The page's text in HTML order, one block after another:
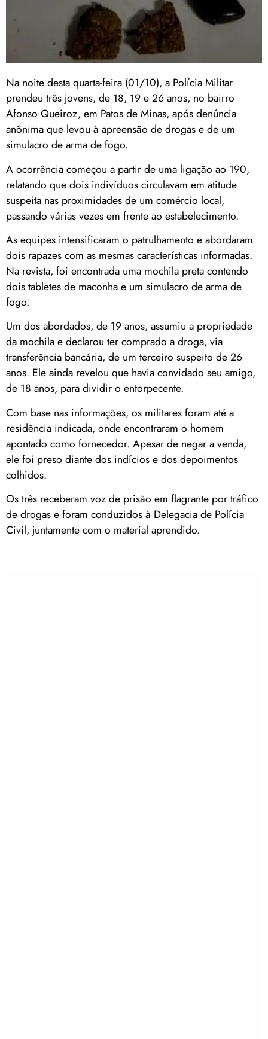
Na noite desta quarta-feira (01/10), a Polícia Militar
prendeu três jovens, de 18, 19 e 26 anos, no bairro
Afonso Queiroz, em Patos de Minas, após denúncia
anônima que levou à apreensão de drogas e de um
simulacro de arma de fogo.
A ocorrência começou a partir de uma ligação ao 190,
relatando que dois indivíduos circulavam em atitude
suspeita nas proximidades de um comércio local,
passando várias vezes em frente ao estabelecimento.
As equipes intensificaram o patrulhamento e abordaram
dois rapazes com as mesmas características informadas.
Na revista, foi encontrada uma mochila preta contendo
dois tabletes de maconha e um simulacro de arma de
fogo.
Um dos abordados, de 19 anos, assumiu a propriedade
da mochila e declarou ter comprado a droga, via
transferência bancária, de um terceiro suspeito de 26
anos. Ele ainda revelou que havia convidado seu amigo,
de 18 anos, para dividir o entorpecente.
Com base nas informações, os militares foram até a
residência indicada, onde encontraram o homem
apontado como fornecedor. Apesar de negar a venda,
ele foi preso diante dos indícios e dos depoimentos
colhidos.
Os três receberam voz de prisão em flagrante por tráfico
de drogas e foram conduzidos à Delegacia de Polícia
Civil, juntamente com o material aprendido.